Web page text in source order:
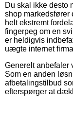
Du skal ikke desto
shop markedsfører
helt ekstremt
fingerpeg om en
er heldigvis
uægte internet
Generelt anbefaler
Som en anden
afbetalingstilbud
efterspørger at